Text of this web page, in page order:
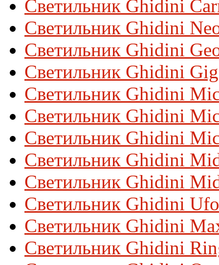
Светильник Ghidini
Светильник Ghidini
Светильник Ghidini
Светильник Ghidini
Светильник Ghidini
Светильник Ghidini
Светильник Ghidini
Светильник Ghidini
Светильник Ghidini
Светильник Ghidini Ufo
Светильник Ghidini
Светильник Ghidini